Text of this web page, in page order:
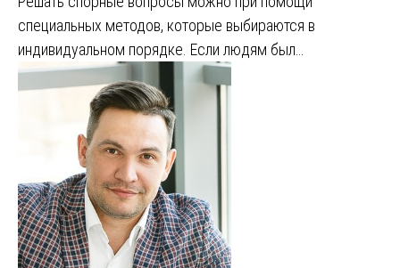
специальных методов, которые выбираются в
индивидуальном порядке. Если людям был…